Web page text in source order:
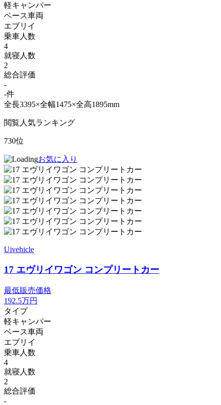
軽キャンパー
ベース車両
エブリイ
乗車人数
4
就寝人数
2
総合評価
-
-件
全長3395×全幅1475×全高1895mm
閲覧人気ランキング
730位
お気に入り
Uivehicle
17 エヴリイワゴン コンプリートカー
最低販売価格
192.5万円
タイプ
軽キャンパー
ベース車両
エブリイ
乗車人数
4
就寝人数
2
総合評価
-